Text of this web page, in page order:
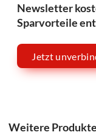
Newsletter
Sparvorteile
Jetzt
Weitere